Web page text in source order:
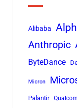
Alibaba
Anthropic
ByteDance
Micron
Palantir